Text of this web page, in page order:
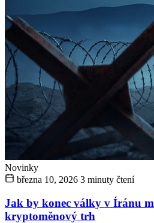
Novinky
března 10, 2026 3 minuty čtení
Jak by konec války v Íránu
kryptoměnový trh